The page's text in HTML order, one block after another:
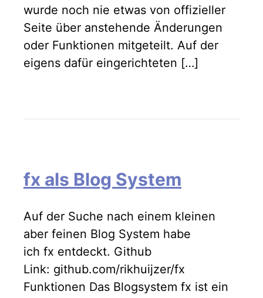
wurde noch nie etwas von offizieller
Seite über anstehende Änderungen
oder Funktionen mitgeteilt. Auf der
eigens dafür eingerichteten […]
fx als Blog System
Auf der Suche nach einem kleinen
aber feinen Blog System habe
ich fx entdeckt. Github
Link: github.com/rikhuijzer/fx
Funktionen Das Blogsystem fx ist ein